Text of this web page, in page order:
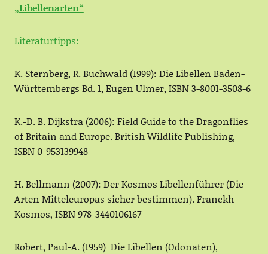
„Libellenarten“
Literaturtipps:
K. Sternberg, R. Buchwald (1999): Die Libellen Baden-
Württembergs Bd. 1, Eugen Ulmer, ISBN 3-8001-3508-6
K.-D. B. Dijkstra (2006): Field Guide to the Dragonflies
of Britain and Europe. British Wildlife Publishing,
ISBN 0-953139948
H. Bellmann (2007): Der Kosmos Libellenführer (Die
Arten Mitteleuropas sicher bestimmen). Franckh-
Kosmos, ISBN 978-3440106167
Robert, Paul-A. (1959) Die Libellen (Odonaten),